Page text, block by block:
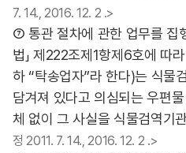
7. 14., 2016. 12. 2 .>
⑦ 통관 절차에 관한 업무를 집
법」 제222조제1항제6호에 따
하 “탁송업자”라 한다)는 식물
담겨져 있다고 의심되는 우편
체 없이 그 사실을 식물검역기
정 2011. 7. 14., 2016. 12. 2 .>